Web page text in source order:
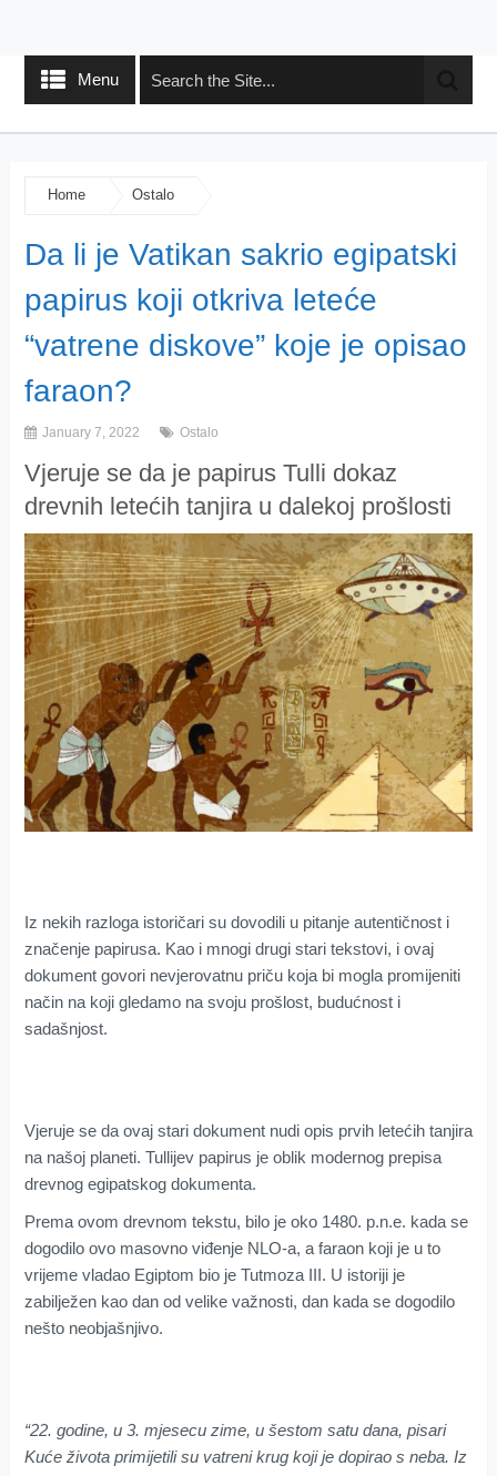
Menu
Home Ostalo
Da li je Vatikan sakrio egipatski
papirus koji otkriva leteće
“vatrene diskove” koje je opisao
faraon?
January 7, 2022 Ostalo
Vjeruje se da je papirus Tulli dokaz
drevnih letećih tanjira u dalekoj prošlosti
Iz nekih razloga istoričari su dovodili u pitanje autentičnost i
značenje papirusa. Kao i mnogi drugi stari tekstovi, i ovaj
dokument govori nevjerovatnu priču koja bi mogla promijeniti
način na koji gledamo na svoju prošlost, budućnost i
sadašnjost.
Vjeruje se da ovaj stari dokument nudi opis prvih letećih tanjira
na našoj planeti. Tullijev papirus je oblik modernog prepisa
drevnog egipatskog dokumenta.
Prema ovom drevnom tekstu, bilo je oko 1480. p.n.e. kada se
dogodilo ovo masovno viđenje NLO-a, a faraon koji je u to
vrijeme vladao Egiptom bio je Tutmoza III. U istoriji je
zabilježen kao dan od velike važnosti, dan kada se dogodilo
nešto neobjašnjivo.
“22. godine, u 3. mjesecu zime, u šestom satu dana, pisari
Kuće života primijetili su vatreni krug koji je dopirao s neba. Iz